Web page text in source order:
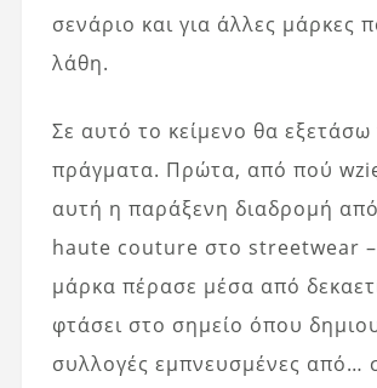
σενάριο και για άλλες μάρκες
λάθη.
Σε αυτό το κείμενο θα εξετάσω
πράγματα. Πρώτα, από πού
αυτή η παράξενη διαδρομή
haute couture στο streetwear
μάρκα πέρασε μέσα από
φτάσει στο σημείο όπου
συλλογές εμπνευσμένες από…